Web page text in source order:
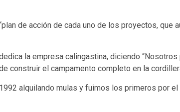
de acción de cada uno de los proyectos,
la empresa calingastina, diciendo
construir el campamento completo en la
alquilando mulas y fuimos los primeros por